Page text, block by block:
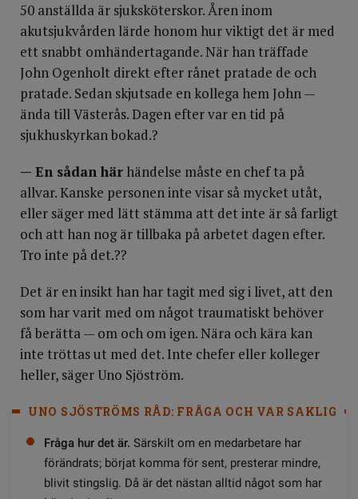
50 anställda är sjuksköterskor. Åren inom
akutsjukvården lärde honom hur viktigt det är med
ett snabbt omhändertagande. När han träffade
John Ogenholt direkt efter rånet pratade de och
pratade. Sedan skjutsade en kollega hem John —
ända till Västerås. Dagen efter var en tid på
sjukhuskyrkan bokad.?
— En sådan här händelse måste en chef ta på
allvar. Kanske personen inte visar så mycket utåt,
eller säger med lätt stämma att det inte är så farligt
och att han nog är tillbaka på arbetet dagen efter.
Tro inte på det.??
Det är en insikt han har tagit med sig i livet, att den
som har varit med om något traumatiskt behöver
få berätta — om och om igen. Nära och kära kan
inte tröttas ut med det. Inte chefer eller kolleger
heller, säger Uno Sjöström.
UNO SJÖSTRÖMS RÅD: FRÅGA OCH VAR SAKLIG
Fråga hur det är. Särskilt om en medarbetare har
förändrats; börjat komma för sent, presterar mindre,
blivit stingslig. Då är det nästan alltid något som har